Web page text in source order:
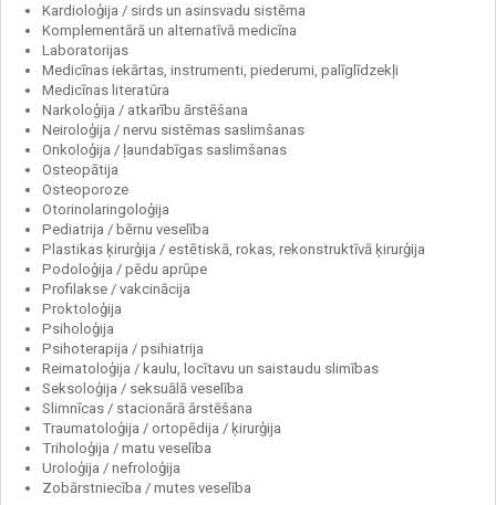
Kardioloģija / sirds un asinsvadu sistēma
Komplementārā un alternatīvā medicīna
Laboratorijas
Medicīnas iekārtas, instrumenti, piederumi, palīglīdzekļi
Medicīnas literatūra
Narkoloģija / atkarību ārstēšana
Neiroloģija / nervu sistēmas saslimšanas
Onkoloģija / ļaundabīgas saslimšanas
Osteopātija
Osteoporoze
Otorinolaringoloģija
Pediatrija / bērnu veselība
Plastikas ķirurģija / estētiskā, rokas, rekonstruktīvā ķirurģija
Podoloģija / pēdu aprūpe
Profilakse / vakcinācija
Proktoloģija
Psiholoģija
Psihoterapija / psihiatrija
Reimatoloģija / kaulu, locītavu un saistaudu slimības
Seksoloģija / seksuālā veselība
Slimnīcas / stacionārā ārstēšana
Traumatoloģija / ortopēdija / ķirurģija
Triholoģija / matu veselība
Uroloģija / nefroloģija
Zobārstniecība / mutes veselība